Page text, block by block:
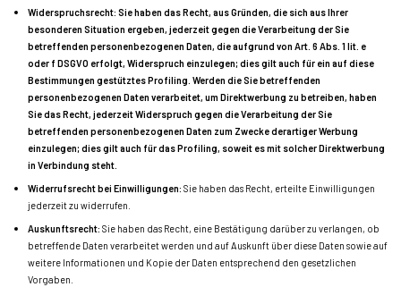
Widerspruchsrecht: Sie haben das Recht, aus Gründen, die sich aus Ihrer
besonderen Situation ergeben, jederzeit gegen die Verarbeitung der Sie
betreffenden personenbezogenen Daten, die aufgrund von Art. 6 Abs. 1 lit. e
oder f DSGVO erfolgt, Widerspruch einzulegen; dies gilt auch für ein auf diese
Bestimmungen gestütztes Profiling. Werden die Sie betreffenden
personenbezogenen Daten verarbeitet, um Direktwerbung zu betreiben, haben
Sie das Recht, jederzeit Widerspruch gegen die Verarbeitung der Sie
betreffenden personenbezogenen Daten zum Zwecke derartiger Werbung
einzulegen; dies gilt auch für das Profiling, soweit es mit solcher Direktwerbung
in Verbindung steht.
Widerrufsrecht bei Einwilligungen: Sie haben das Recht, erteilte Einwilligungen
jederzeit zu widerrufen.
Auskunftsrecht: Sie haben das Recht, eine Bestätigung darüber zu verlangen, ob
betreffende Daten verarbeitet werden und auf Auskunft über diese Daten sowie auf
weitere Informationen und Kopie der Daten entsprechend den gesetzlichen
Vorgaben.